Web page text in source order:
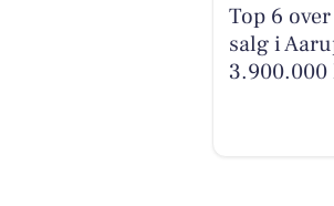
Top 6
salg i
3.900.000